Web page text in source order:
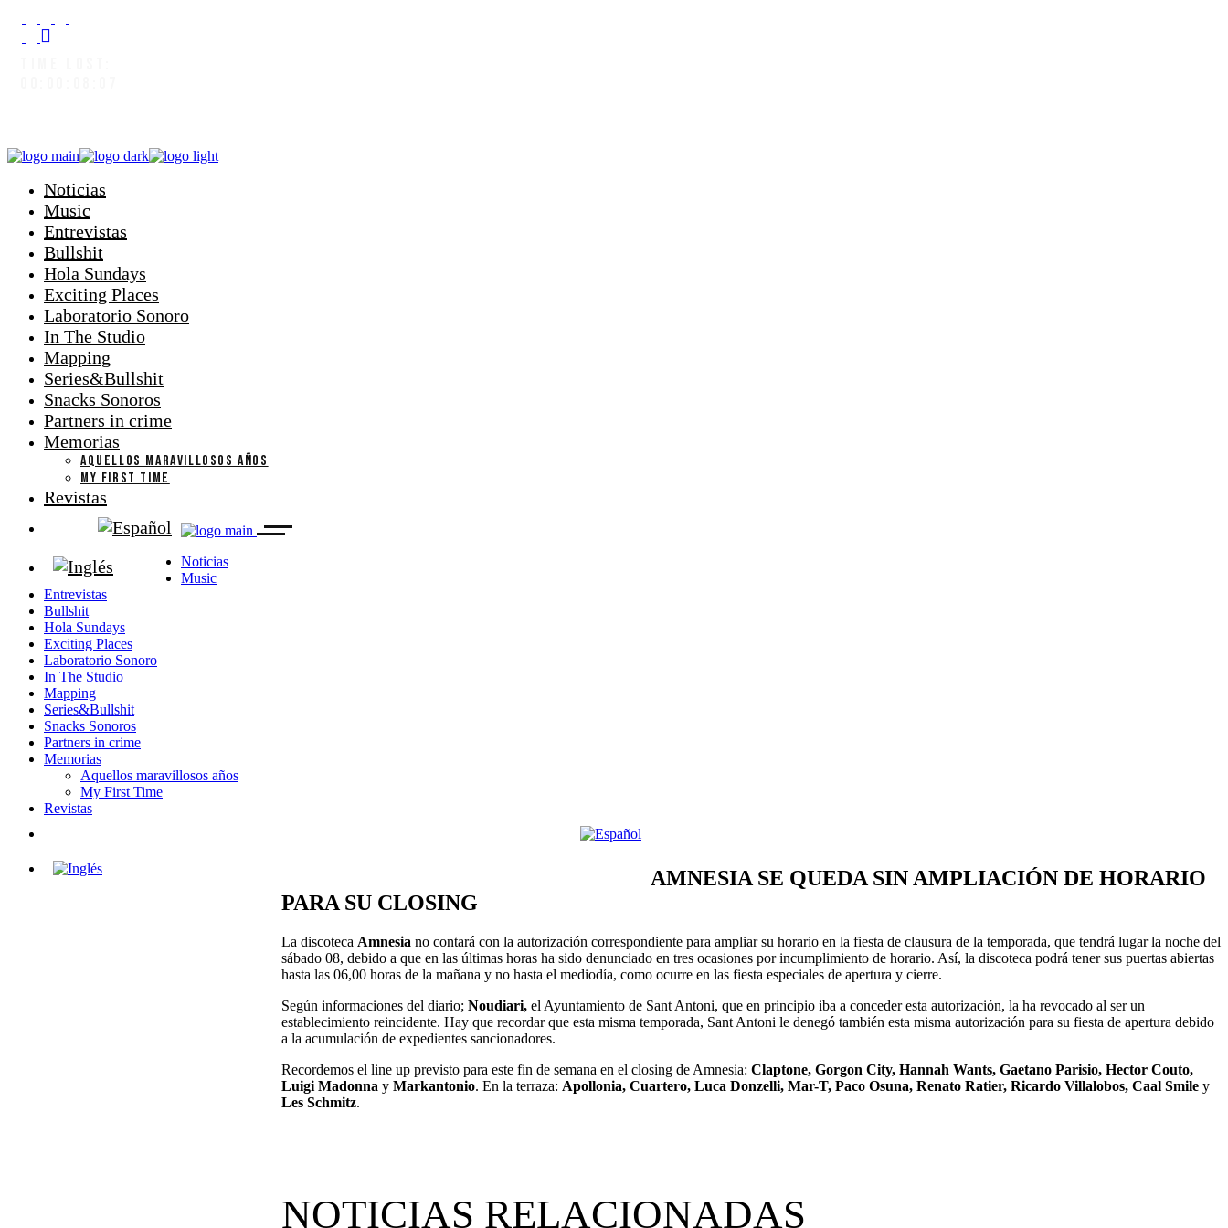
Noticias
Music
Entrevistas
Bullshit
Hola Sundays
Exciting Places
Laboratorio Sonoro
In The Studio
Mapping
Series&Bullshit
Snacks Sonoros
Partners in crime
Memorias
AQUELLOS MARAVILLOSOS AÑOS
MY FIRST TIME
Revistas
Noticias
Music
Entrevistas
Bullshit
Hola Sundays
Exciting Places
Laboratorio Sonoro
In The Studio
Mapping
Series&Bullshit
Snacks Sonoros
Partners in crime
Memorias
Aquellos maravillosos años
My First Time
Revistas
AMNESIA SE QUEDA SIN AMPLIACIÓN DE HORARIO
PARA SU CLOSING
La discoteca Amnesia no contará con la autorización correspondiente para ampliar su horario en la fiesta de clausura de la temporada, que tendrá lugar la noche del
sábado 08, debido a que en las últimas horas ha sido denunciado en tres ocasiones por incumplimiento de horario. Así, la discoteca podrá tener sus puertas abiertas
hasta las 06,00 horas de la mañana y no hasta el mediodía, como ocurre en las fiesta especiales de apertura y cierre.
Según informaciones del diario; Noudiari, el Ayuntamiento de Sant Antoni, que en principio iba a conceder esta autorización, la ha revocado al ser un
establecimiento reincidente. Hay que recordar que esta misma temporada, Sant Antoni le denegó también esta misma autorización para su fiesta de apertura debido
a la acumulación de expedientes sancionadores.
Recordemos el line up previsto para este fin de semana en el closing de Amnesia: Claptone, Gorgon City, Hannah Wants, Gaetano Parisio, Hector Couto,
Luigi Madonna y Markantonio. En la terraza: Apollonia, Cuartero, Luca Donzelli, Mar-T, Paco Osuna, Renato Ratier, Ricardo Villalobos, Caal Smile y
Les Schmitz.
NOTICIAS RELACIONADAS